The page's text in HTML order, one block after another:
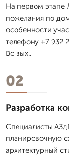
На первом этапе
пожелания по
особенности
телефону +7 932
Вс вых..
02
Разработка
Специалисты
планировочную
архитектурный